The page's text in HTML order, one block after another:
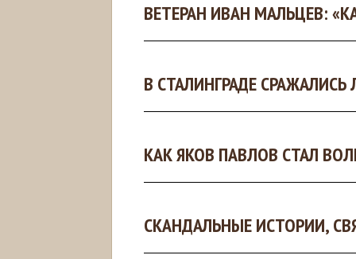
ВЕТЕРАН ИВАН МАЛЬЦЕВ:
В СТАЛИНГРАДЕ
КАК ЯКОВ ПАВЛОВ СТАЛ
СКАНДАЛЬНЫЕ ИСТОРИИ,